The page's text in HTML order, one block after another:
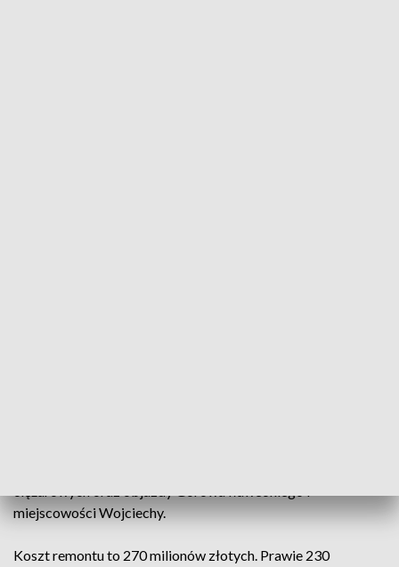
miejscowości Wojciechy.
Koszt remontu to 270 milionów złotych. Prawie 230